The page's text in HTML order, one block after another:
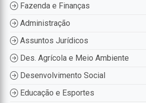
Fazenda e Finanças
Administração
Assuntos Jurídicos
Des. Agrícola e Meio Ambiente
Desenvolvimento Social
Educação e Esportes